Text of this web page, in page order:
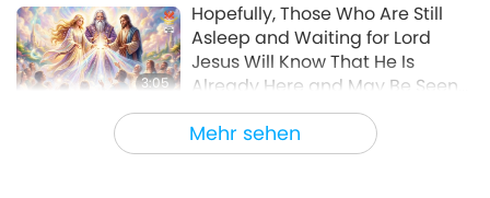
Mehr sehen
3:05
Hopefully, Those Who Are Still
Asleep and Waiting for Lord
Jesus Will Know That He Is
Already Here and May Be Seen
on Supreme Master Television
Bemerkenswerte Nachrichten 2026-08-08